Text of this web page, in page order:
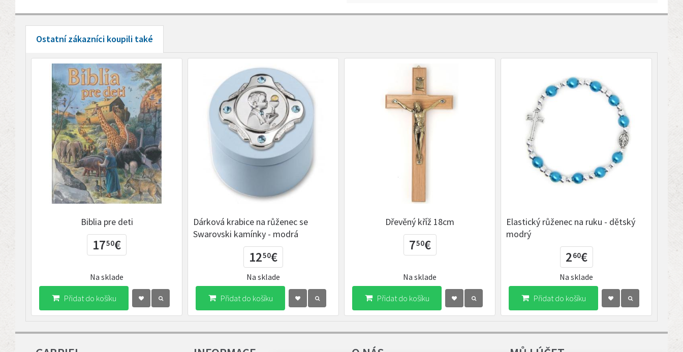
Ostatní zákazníci koupili také
Biblia pre deti
1750€
Přidat do košíku
Na sklade
Dárková krabice na růženec se
Swarovski kamínky - modrá
1250€
Přidat do košíku
Na sklade
Dřevěný kříž 18cm
750€
Přidat do košíku
Na sklade
Elastický růženec na ruku - dětský
modrý
260€
Přidat do košíku
Na sklade